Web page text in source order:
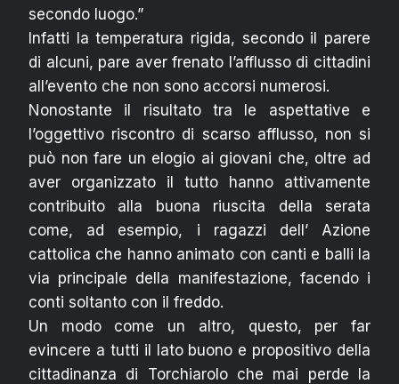
secondo luogo.”
Infatti la temperatura rigida, secondo il parere
di alcuni, pare aver frenato l’afflusso di cittadini
all’evento che non sono accorsi numerosi.
Nonostante il risultato tra le aspettative e
l’oggettivo riscontro di scarso afflusso, non si
può non fare un elogio ai giovani che, oltre ad
aver organizzato il tutto hanno attivamente
contribuito alla buona riuscita della serata
come, ad esempio, i ragazzi dell’ Azione
cattolica che hanno animato con canti e balli la
via principale della manifestazione, facendo i
conti soltanto con il freddo.
Un modo come un altro, questo, per far
evincere a tutti il lato buono e propositivo della
cittadinanza di Torchiarolo che mai perde la